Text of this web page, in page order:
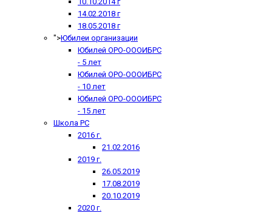
14.02.2018 г
18.05.2018 г
">Юбилеи организации
Юбилей ОРО-ОООИБРС
- 5 лет
Юбилей ОРО-ОООИБРС
- 10 лет
Юбилей ОРО-ОООИБРС
- 15 лет
Школа РС
2016 г.
21.02.2016
2019 г.
26.05.2019
17.08.2019
20.10.2019
2020 г.